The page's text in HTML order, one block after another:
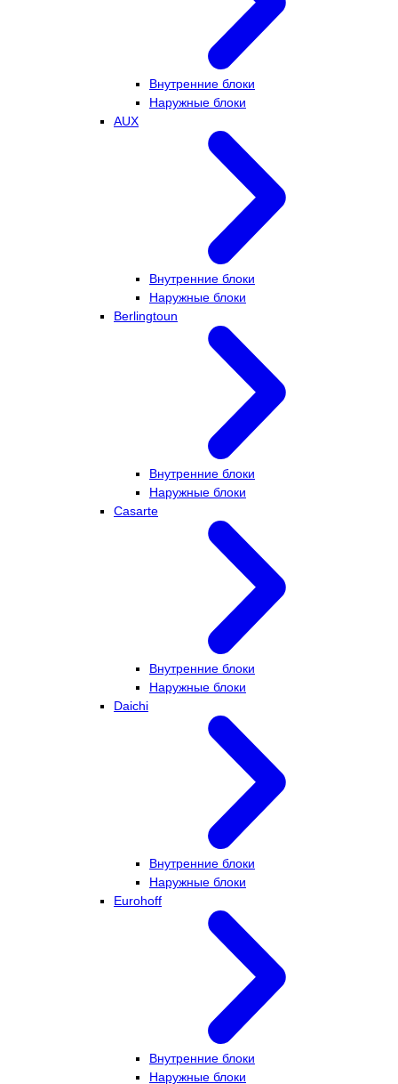
Внутренние блоки
Наружные блоки
AUX
Внутренние блоки
Наружные блоки
Berlingtoun
Внутренние блоки
Наружные блоки
Casarte
Внутренние блоки
Наружные блоки
Daichi
Внутренние блоки
Наружные блоки
Eurohoff
Внутренние блоки
Наружные блоки